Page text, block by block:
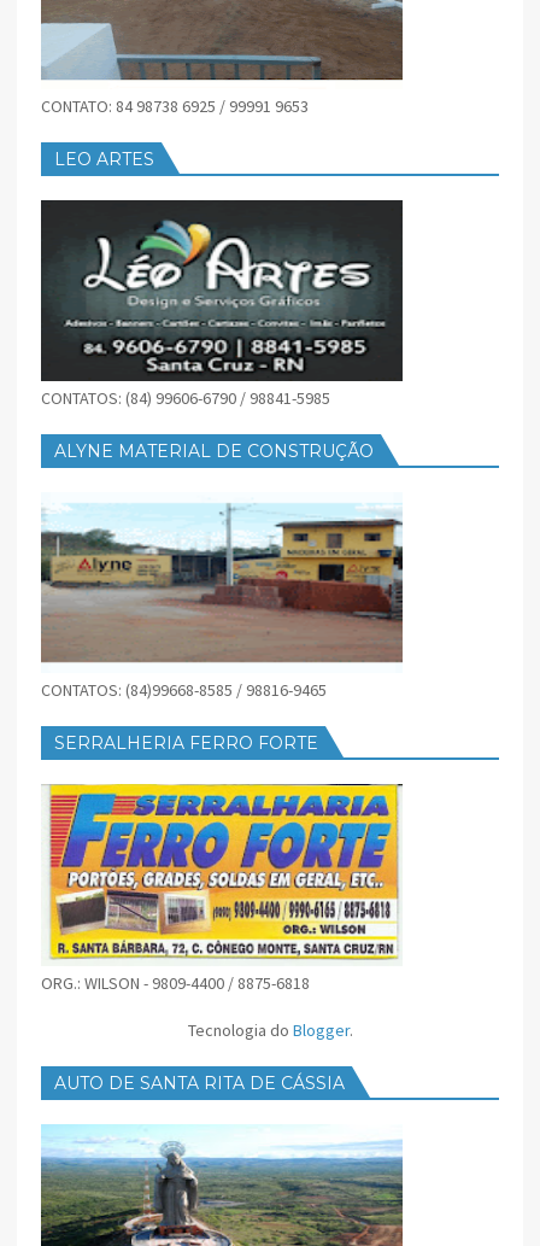
CONTATO: 84 98738 6925 / 99991 9653
LEO ARTES
CONTATOS: (84) 99606-6790 / 98841-5985
ALYNE MATERIAL DE CONSTRUÇÃO
CONTATOS: (84)99668-8585 / 98816-9465
SERRALHERIA FERRO FORTE
ORG.: WILSON - 9809-4400 / 8875-6818
Tecnologia do Blogger.
AUTO DE SANTA RITA DE CÁSSIA